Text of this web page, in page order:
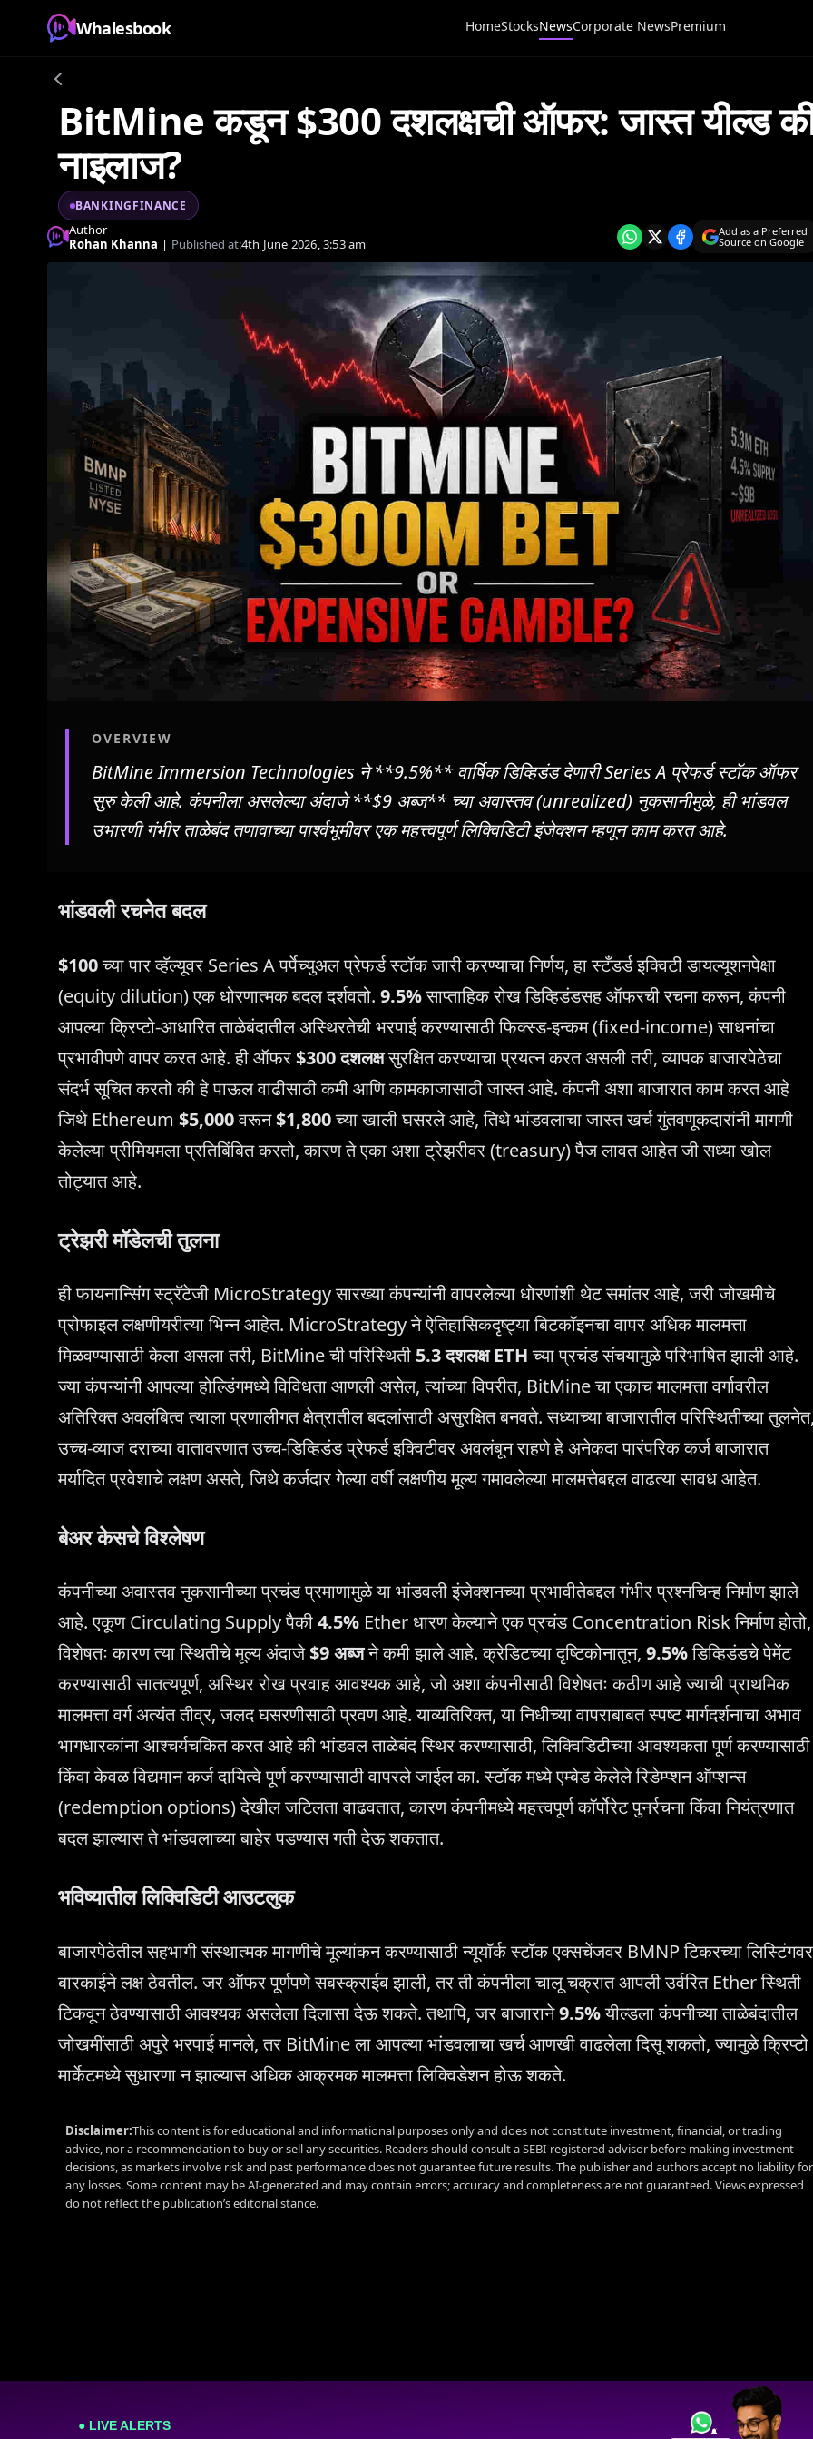
Whalesbook HomeStocksNewsCorporate NewsPremium
BitMine कडून $300 दशलक्षची ऑफर: जास्त यील्ड
नाइलाज?
BANKINGFINANCE
Author
Rohan Khanna | Published at:4th June 2026, 3:53 am
Add as a Preferred
Source on Google
OVERVIEW
BitMine Immersion Technologies ने **9.5%** वार्षिक डिव्हिडंड देणारी Series A प्रेफर्ड स्टॉक ऑफर
सुरु केली आहे. कंपनीला असलेल्या अंदाजे **$9 अब्ज** च्या अवास्तव (unrealized) नुकसानीमुळे, ही भांडवल
उभारणी गंभीर ताळेबंद तणावाच्या पार्श्वभूमीवर एक महत्त्वपूर्ण लिक्विडिटी इंजेक्शन म्हणून काम करत आहे.
भांडवली रचनेत बदल
$100च्या पार व्हॅल्यूवर Series A पर्पेच्युअल प्रेफर्ड स्टॉक जारी करण्याचा निर्णय, हा स्टँडर्ड इक्विटी डायल्यूशनपेक्षा
(equity dilution) एक धोरणात्मक बदल दर्शवतो. 9.5%साप्ताहिक रोख डिव्हिडंडसह ऑफरची रचना करून, कंपनी
आपल्या क्रिप्टो-आधारित ताळेबंदातील अस्थिरतेची भरपाई करण्यासाठी फिक्स्ड-इन्कम (fixed-income) साधनांचा
प्रभावीपणे वापर करत आहे. ही ऑफर$300 दशलक्षसुरक्षित करण्याचा प्रयत्न करत असली तरी, व्यापक बाजारपेठेचा
संदर्भ सूचित करतो की हे पाऊल वाढीसाठी कमी आणि कामकाजासाठी जास्त आहे. कंपनी अशा बाजारात काम करत आहे
जिथे Ethereum $5,000वरून$1,800च्या खाली घसरले आहे, तिथे भांडवलाचा जास्त खर्च गुंतवणूकदारांनी मागणी
केलेल्या प्रीमियमला प्रतिबिंबित करतो, कारण ते एका अशा ट्रेझरीवर (treasury) पैज लावत आहेत जी सध्या खोल
तोट्यात आहे.
ट्रेझरी मॉडेलची तुलना
ही फायनान्सिंग स्ट्रॅटेजी MicroStrategy सारख्या कंपन्यांनी वापरलेल्या धोरणांशी थेट समांतर आहे, जरी जोखमीचे
प्रोफाइल लक्षणीयरीत्या भिन्न आहेत. MicroStrategy ने ऐतिहासिकदृष्ट्या बिटकॉइनचा वापर अधिक मालमत्ता
मिळवण्यासाठी केला असला तरी, BitMine ची परिस्थिती 5.3 दशलक्ष ETHच्या प्रचंड संचयामुळे परिभाषित झाली आहे.
ज्या कंपन्यांनी आपल्या होल्डिंगमध्ये विविधता आणली असेल, त्यांच्या विपरीत, BitMine चा एकाच मालमत्ता वर्गावरील
अतिरिक्त अवलंबित्व त्याला प्रणालीगत क्षेत्रातील बदलांसाठी असुरक्षित बनवते. सध्याच्या बाजारातील परिस्थितीच्या
उच्च-व्याज दराच्या वातावरणात उच्च-डिव्हिडंड प्रेफर्ड इक्विटीवर अवलंबून राहणे हे अनेकदा पारंपरिक कर्ज बाजारात
मर्यादित प्रवेशाचे लक्षण असते, जिथे कर्जदार गेल्या वर्षी लक्षणीय मूल्य गमावलेल्या मालमत्तेबद्दल वाढत्या सावध आहेत.
बेअर केसचे विश्लेषण
कंपनीच्या अवास्तव नुकसानीच्या प्रचंड प्रमाणामुळे या भांडवली इंजेक्शनच्या प्रभावीतेबद्दल गंभीर प्रश्नचिन्ह निर्माण झाले
आहे. एकूण Circulating Supply पैकी4.5% Ether धारण केल्याने एक प्रचंड Concentration Risk निर्माण होतो,
विशेषतः कारण त्या स्थितीचे मूल्य अंदाजे$9 अब्जने कमी झाले आहे. क्रेडिटच्या दृष्टिकोनातून, 9.5%डिव्हिडंडचे पेमेंट
करण्यासाठी सातत्यपूर्ण, अस्थिर रोख प्रवाह आवश्यक आहे, जो अशा कंपनीसाठी विशेषतः कठीण आहे ज्याची प्राथमिक
मालमत्ता वर्ग अत्यंत तीव्र, जलद घसरणीसाठी प्रवण आहे. याव्यतिरिक्त, या निधीच्या वापराबाबत स्पष्ट मार्गदर्शनाचा अभाव
भागधारकांना आश्चर्यचकित करत आहे की भांडवल ताळेबंद स्थिर करण्यासाठी, लिक्विडिटीच्या आवश्यकता पूर्ण करण्यासाठी
किंवा केवळ विद्यमान कर्ज दायित्वे पूर्ण करण्यासाठी वापरले जाईल का. स्टॉक मध्ये एम्बेड केलेले रिडेम्प्शन ऑप्शन्स
(redemption options) देखील जटिलता वाढवतात, कारण कंपनीमध्ये महत्त्वपूर्ण कॉर्पोरेट पुनर्रचना किंवा नियंत्रणात
बदल झाल्यास ते भांडवलाच्या बाहेर पडण्यास गती देऊ शकतात.
भविष्यातील लिक्विडिटी आउटलुक
बाजारपेठेतील सहभागी संस्थात्मक मागणीचे मूल्यांकन करण्यासाठी न्यूयॉर्क स्टॉक एक्सचेंजवर BMNP टिकरच्या लिस्टिंगवर
बारकाईने लक्ष ठेवतील. जर ऑफर पूर्णपणे सबस्क्राईब झाली, तर ती कंपनीला चालू चक्रात आपली उर्वरित Ether स्थिती
टिकवून ठेवण्यासाठी आवश्यक असलेला दिलासा देऊ शकते. तथापि, जर बाजाराने9.5%यील्डला कंपनीच्या ताळेबंदातील
जोखमींसाठी अपुरे भरपाई मानले, तर BitMine ला आपल्या भांडवलाचा खर्च आणखी वाढलेला दिसू शकतो, ज्यामुळे क्रिप्टो
मार्केटमध्ये सुधारणा न झाल्यास अधिक आक्रमक मालमत्ता लिक्विडेशन होऊ शकते.
Disclaimer:This content is for educational and informational purposes only and does not constitute investment, financial, or trading
advice, nor a recommendation to buy or sell any securities. Readers should consult a SEBI-registered advisor before making investment
decisions, as markets involve risk and past performance does not guarantee future results. The publisher and authors accept no liability for
any losses. Some content may be AI-generated and may contain errors; accuracy and completeness are not guaranteed. Views expressed
do not reflect the publication’s editorial stance.
● LIVE ALERTS